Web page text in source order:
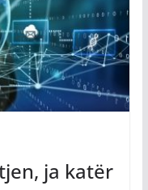
ja katër